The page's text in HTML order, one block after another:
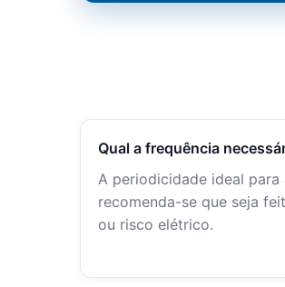
Qual a frequência
A periodicidade ideal
recomenda-se que seja
ou risco elétrico.